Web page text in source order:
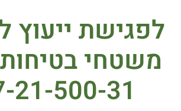
לפגישת ייעוץ
משטחי בטיחות
21-500-31